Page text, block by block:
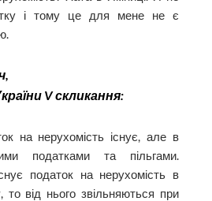
і тому це для мене не є
V скликання:
на нерухомість існує, але в
податками та пільгами.
податок на нерухомість в
то від нього звільняються при